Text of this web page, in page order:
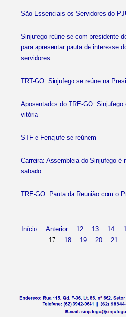
São Essenciais os Servidores do
Sinjufego reúne-se com presidente
para apresentar pauta de interesse
servidores
TRT-GO: Sinjufego se reúne na
Aposentados do TRE-GO: Sinjufego
vitória
STF e Fenajufe se reúnem
Carreira: Assembleia do Sinjufego é
sábado
TRE-GO: Pauta da Reunião com o
Início Anterior 12 13 14
17
18 19 20 21